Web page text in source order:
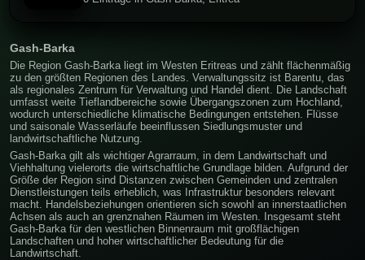
Gash-Barka
Die Region Gash-Barka liegt im Westen Eritreas und zählt flächenmäßig
zu den größten Regionen des Landes. Verwaltungssitz ist Barentu, das
als regionales Zentrum für Verwaltung und Handel dient. Die Landschaft
umfasst weite Tieflandbereiche sowie Übergangszonen zum Hochland,
wodurch unterschiedliche klimatische Bedingungen entstehen. Flüsse
und saisonale Wasserläufe beeinflussen Siedlungsmuster und
landwirtschaftliche Nutzung.
Gash-Barka gilt als wichtiger Agrarraum, in dem Landwirtschaft und
Viehhaltung vielerorts die wirtschaftliche Grundlage bilden. Aufgrund der
Größe der Region sind Distanzen zwischen Gemeinden und zentralen
Dienstleistungen teils erheblich, was Infrastruktur besonders relevant
macht. Handelsbeziehungen orientieren sich sowohl an innerstaatlichen
Achsen als auch an grenznahen Räumen im Westen. Insgesamt steht
Gash-Barka für den westlichen Binnenraum mit großflächigen
Landschaften und hoher wirtschaftlicher Bedeutung für die
Landwirtschaft.